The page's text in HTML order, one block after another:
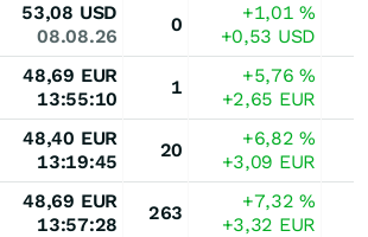
53,08 USD
08.08.26
0
+1,01%
+0,53 USD
48,69 EUR
13:55:10
1
+5,76%
+2,65 EUR
48,40 EUR
13:19:45
20
+6,82%
+3,09 EUR
48,69 EUR
13:57:28
263
+7,32%
+3,32 EUR